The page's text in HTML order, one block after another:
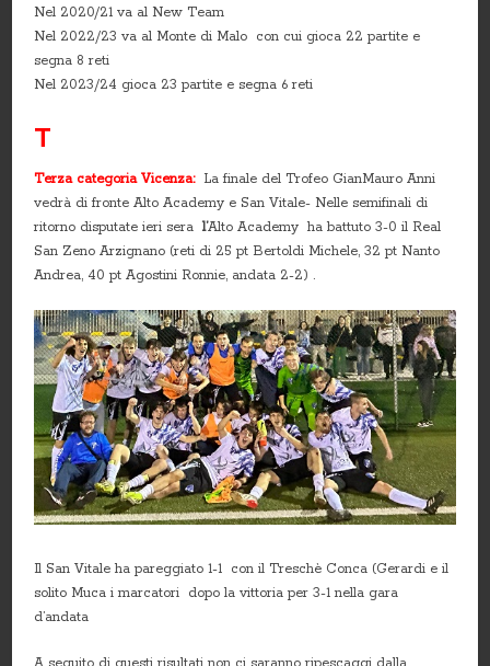
Nel 2020/21 va al New Team
Nel 2022/23 va al Monte di Malo con cui gioca 22 partite e
segna 8 reti
Nel 2023/24 gioca 23 partite e segna 6 reti
T
Terza categoria Vicenza: La finale del Trofeo GianMauro Anni
vedrà di fronte Alto Academy e San Vitale- Nelle semifinali di
ritorno disputate ieri sera l’Alto Academy ha battuto 3-0 il Real
San Zeno Arzignano (reti di 25 pt Bertoldi Michele, 32 pt Nanto
Andrea, 40 pt Agostini Ronnie, andata 2-2) .
Il San Vitale ha pareggiato 1-1 con il Treschè Conca (Gerardi e il
solito Muca i marcatori dopo la vittoria per 3-1 nella gara
d’andata